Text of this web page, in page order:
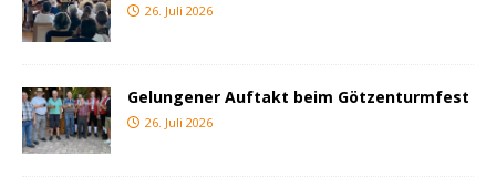
26. Juli 2026
Gelungener Auftakt beim Götzenturmfest
26. Juli 2026